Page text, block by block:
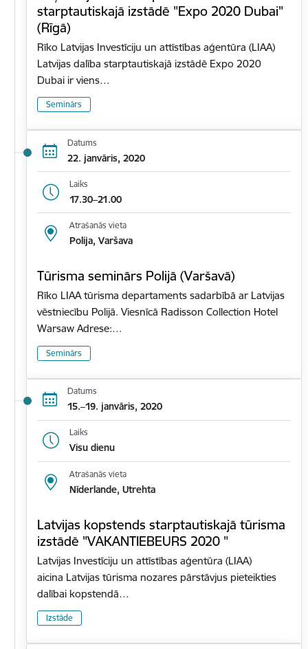
starptautiskajā izstādē "Expo 2020 Dubai"
(Rīgā)
Rīko Latvijas Investīciju un attīstības aģentūra (LIAA)
Latvijas dalība starptautiskajā izstādē Expo 2020
Dubai ir viens…
Seminārs
Datums
22. janvāris, 2020
Laiks
17.30–21.00
Atrašanās vieta
Polija, Varšava
Tūrisma seminārs Polijā (Varšavā)
Rīko LIAA tūrisma departaments sadarbībā ar Latvijas
vēstniecību Polijā. Viesnīcā Radisson Collection Hotel
Warsaw Adrese:…
Seminārs
Datums
15.–19. janvāris, 2020
Laiks
Visu dienu
Atrašanās vieta
Nīderlande, Utrehta
Latvijas kopstends starptautiskajā tūrisma
izstādē "VAKANTIEBEURS 2020 "
Latvijas Investīciju un attīstības aģentūra (LIAA)
aicina Latvijas tūrisma nozares pārstāvjus pieteikties
dalībai kopstendā…
Izstāde